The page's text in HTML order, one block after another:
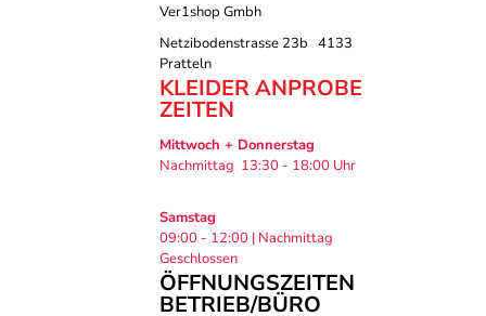
Ver1shop Gmbh
Netzibodenstrasse 23b 4133
Pratteln
KLEIDER ANPROBE
ZEITEN
Mittwoch + Donnerstag
Nachmittag 13:30 - 18:00 Uhr
Samstag
09:00 - 12:00 | Nachmittag
Geschlossen
ÖFFNUNGSZEITEN
BETRIEB/BÜRO